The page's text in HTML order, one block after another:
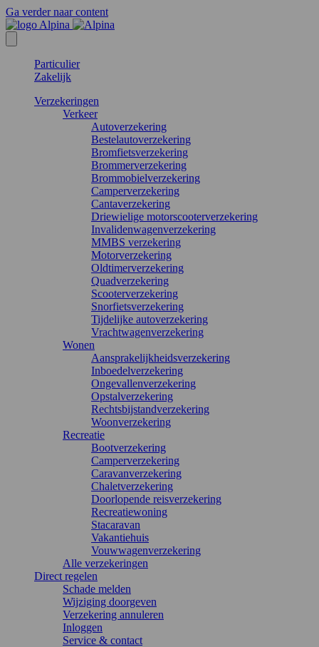
Ga verder naar content
Particulier
Zakelijk
Verzekeringen
Verkeer
Autoverzekering
Bestelautoverzekering
Bromfietsverzekering
Brommerverzekering
Brommobielverzekering
Camperverzekering
Cantaverzekering
Driewielige motorscooterverzekering
Invalidenwagenverzekering
MMBS verzekering
Motorverzekering
Oldtimerverzekering
Quadverzekering
Scooterverzekering
Snorfietsverzekering
Tijdelijke autoverzekering
Vrachtwagenverzekering
Wonen
Aansprakelijkheidsverzekering
Inboedelverzekering
Ongevallenverzekering
Opstalverzekering
Rechtsbijstandverzekering
Woonverzekering
Recreatie
Bootverzekering
Camperverzekering
Caravanverzekering
Chaletverzekering
Doorlopende reisverzekering
Recreatiewoning
Stacaravan
Vakantiehuis
Vouwwagenverzekering
Alle verzekeringen
Direct regelen
Schade melden
Wijziging doorgeven
Verzekering annuleren
Inloggen
Service & contact